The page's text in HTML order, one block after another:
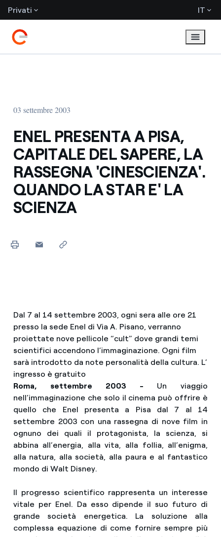
Privati IT
03 settembre 2003
ENEL PRESENTA A PISA,
CAPITALE DEL SAPERE, LA
RASSEGNA 'CINESCIENZA'.
QUANDO LA STAR E' LA
SCIENZA
Dal 7 al 14 settembre 2003, ogni sera alle ore 21
presso la sede Enel di Via A. Pisano, verranno
proiettate nove pellicole “cult” dove grandi temi
scientifici accendono l’immaginazione. Ogni film
sarà introdotto da note personalità della cultura. L’
ingresso è gratuito
Roma, settembre 2003 - Un viaggio
nell’immaginazione che solo il cinema può offrire è
quello che Enel presenta a Pisa dal 7 al 14
settembre 2003 con una rassegna di nove film in
ognuno dei quali il protagonista, la scienza, si
abbina all’energia, alla vita, alla follia, all’enigma,
alla natura, alla società, alla paura e al fantastico
mondo di Walt Disney.
Il progresso scientifico rappresenta un interesse
vitale per Enel. Da esso dipende il suo futuro di
grande società energetica. La soluzione alla
complessa equazione di come fornire sempre più